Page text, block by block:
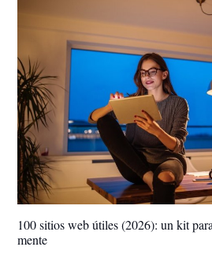
100 sitios web útiles (2026): un kit
mente